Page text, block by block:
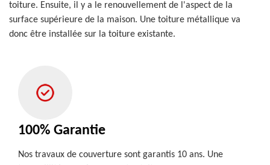
toiture. Ensuite, il y a le renouvellement de l'aspect de la
surface supérieure de la maison. Une toiture métallique va
donc être installée sur la toiture existante.
100% Garantie
Nos travaux de couverture sont garantis 10 ans. Une